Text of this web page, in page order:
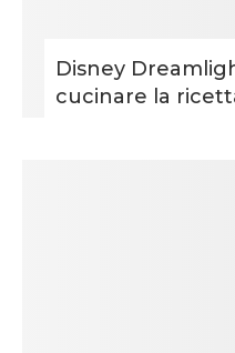
Disney
cucinare la